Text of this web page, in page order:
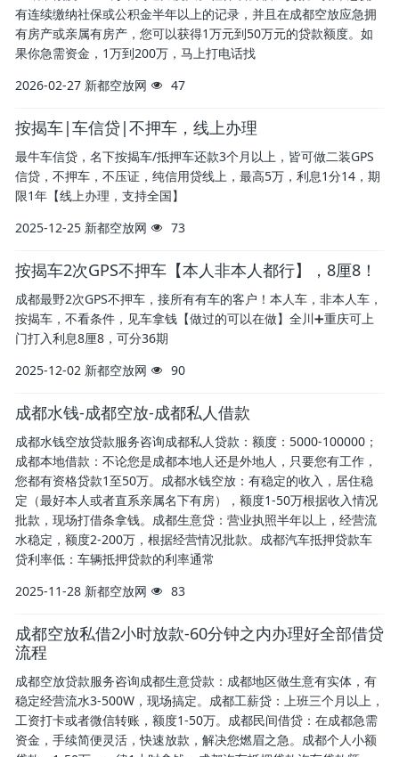
有连续缴纳社保或公积金半年以上的记录，并且在成都空放应急拥
有房产或亲属有房产，您可以获得1万元到50万元的贷款额度。如
果你急需资金，1万到200万，马上打电话找
2026-02-27 新都空放网 47
按揭车|车信贷|不押车，线上办理
最牛车信贷，名下按揭车/抵押车还款3个月以上，皆可做二装GPS
信贷，不押车，不压证，纯信用贷线上，最高5万，利息1分14，期
限1年【线上办理，支持全国】
2025-12-25 新都空放网 73
按揭车2次GPS不押车【本人非本人都行】，8厘8！
成都最野2次GPS不押车，接所有有车的客户！本人车，非本人车，
按揭车，不看条件，见车拿钱【做过的可以在做】全川➕重庆可上
门打入利息8厘8，可分36期
2025-12-02 新都空放网 90
成都水钱-成都空放-成都私人借款
成都水钱空放贷款服务咨询成都私人贷款：额度：5000-100000；
成都本地借款：不论您是成都本地人还是外地人，只要您有工作，
您都有资格贷款1至50万。成都水钱空放：有稳定的收入，居住稳
定（最好本人或者直系亲属名下有房），额度1-50万根据收入情况
批款，现场打借条拿钱。成都生意贷：营业执照半年以上，经营流
水稳定，额度2-200万，根据经营情况批款。成都汽车抵押贷款车
贷利率低：车辆抵押贷款的利率通常
2025-11-28 新都空放网 83
成都空放私借2小时放款-60分钟之内办理好全部借贷
流程
成都空放贷款服务咨询成都生意贷款：成都地区做生意有实体，有
稳定经营流水3-500W，现场搞定。成都工薪贷：上班三个月以上，
工资打卡或者微信转账，额度1-50万。成都民间借贷：在成都急需
资金，手续简便灵活，快速放款，解决您燃眉之急。成都个人小额